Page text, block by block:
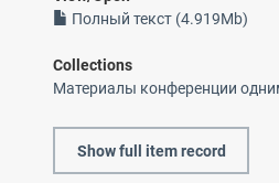
Полный текст (4.919Mb)
Collections
Материалы конференции
Show full item record